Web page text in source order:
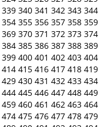
339 340 341 342 343 344
354 355 356 357 358 359
369 370 371 372 373 374
384 385 386 387 388 389
399 400 401 402 403 404
414 415 416 417 418 419
429 430 431 432 433 434
444 445 446 447 448 449
459 460 461 462 463 464
474 475 476 477 478 479